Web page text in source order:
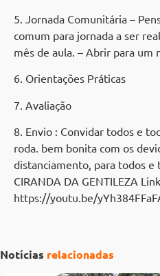
5. Jornada Comunitária –
comum para jornada a ser
mês de aula. – Abrir para
6. Orientações Práticas
7. Avaliação
8. Envio : Convidar todos e
roda. bem bonita com os
distanciamento, para todos e
CIRANDA DA GENTILEZA
https://youtu.be/
Notícias relacionadas